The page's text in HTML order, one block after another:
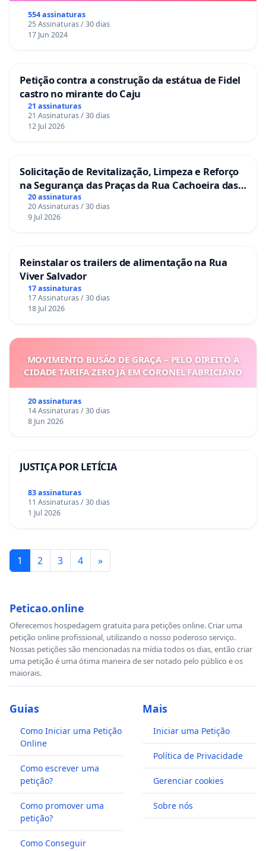
554 assinaturas
25 Assinaturas / 30 dias
17 Jun 2024
Petição contra a construção da estátua de Fidel
castro no mirante do Caju
21 assinaturas
21 Assinaturas / 30 dias
12 Jul 2026
Solicitação de Revitalização, Limpeza e Reforço
na Segurança das Praças da Rua Cachoeira das
Sete Ilhas
20 assinaturas
20 Assinaturas / 30 dias
9 Jul 2026
Reinstalar os trailers de alimentação na Rua
Viver Salvador
17 assinaturas
17 Assinaturas / 30 dias
18 Jul 2026
MOVIMENTO BUSÃO DE GRAÇA – PELO DIREITO À
CIDADE TARIFA ZERO JÁ EM CORONEL FABRICIANO
20 assinaturas
14 Assinaturas / 30 dias
8 Jun 2026
JUSTIÇA POR LETÍCIA
83 assinaturas
11 Assinaturas / 30 dias
1 Jul 2026
1 2 3 4 »
Peticao.online
Oferecemos hospedagem gratuita para petições online. Criar uma
petição online profissional, utilizando o nosso poderoso serviço.
Nossas petições são mencionadas na mídia todos os dias, então criar
uma petição é uma ótima maneira de ser notado pelo público e os
maiorais.
Guias
Como Iniciar uma Petição
Online
Como escrever uma
petição?
Como promover uma
petição?
Como Conseguir
Mais
Iniciar uma Petição
Política de Privacidade
Gerenciar cookies
Sobre nós